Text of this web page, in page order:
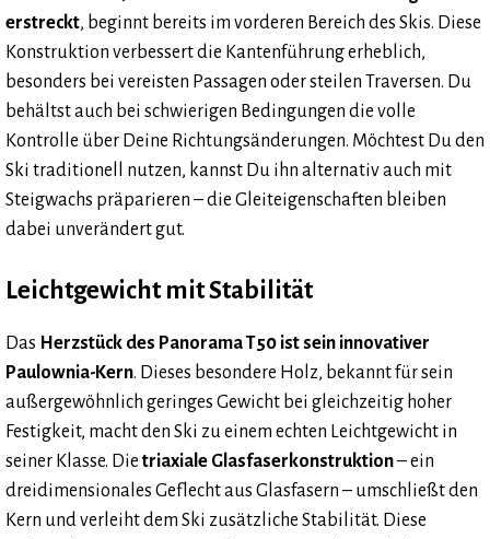
erstreckt, beginnt bereits im vorderen Bereich des Skis. Diese
Konstruktion verbessert die Kantenführung erheblich,
besonders bei vereisten Passagen oder steilen Traversen. Du
behältst auch bei schwierigen Bedingungen die volle
Kontrolle über Deine Richtungsänderungen. Möchtest Du den
Ski traditionell nutzen, kannst Du ihn alternativ auch mit
Steigwachs präparieren – die Gleiteigenschaften bleiben
dabei unverändert gut.
Leichtgewicht mit Stabilität
Das Herzstück des Panorama T50 ist sein innovativer
Paulownia-Kern. Dieses besondere Holz, bekannt für sein
außergewöhnlich geringes Gewicht bei gleichzeitig hoher
Festigkeit, macht den Ski zu einem echten Leichtgewicht in
seiner Klasse. Dietriaxiale Glasfaserkonstruktion– ein
dreidimensionales Geflecht aus Glasfasern – umschließt den
Kern und verleiht dem Ski zusätzliche Stabilität. Diese